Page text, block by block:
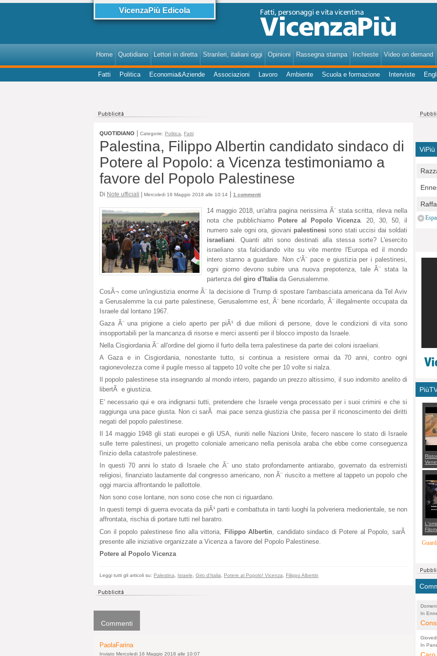
VicenzaPiù Edicola
Home Quotidiano Lettori in diretta StranIeri, italiani oggi Opinioni Rassegna stampa Inchieste Video on demand
Fatti Politica Economia&Aziende Associazioni Lavoro Ambiente Scuola e formazione Interviste
QUOTIDIANO Categorie: Politica Fatti
Palestina, Filippo Albertin candidato sindaco di
Potere al Popolo: a Vicenza testimoniamo a
favore del Popolo Palestinese
Di Note ufficiali | Mercoledi 16 Maggio 2018 alle 10:14 1 commenti
14 maggio 2018, un'altra pagina nerissima Ã¨ stata scritta, rileva nella
nota che pubblichiamo
Potere al Popolo Vicenza. 20, 30, 50, il
numero sale ogni ora, giovani palestinesi sono stati uccisi dai soldati
israeliani. Quanti altri sono destinati alla stessa sorte? L'esercito
israeliano sta falcidiando vite su vite mentre l'Europa ed il mondo
intero stanno a guardare. Non c'Ã¨ pace e giustizia per i palestinesi,
ogni giorno devono subire una nuova prepotenza, tale Ã¨ stata la
partenza del giro d'Italiada Gerusalemme.
CosÃ¬ come un'ingiustizia enorme Ã¨ la decisione di Trump di spostare l'ambasciata americana da Tel Aviv
a Gerusalemme la cui parte palestinese, Gerusalemme est, Ã¨ bene ricordarlo, Ã¨ illegalmente occupata da
Israele dal lontano 1967.
Gaza Ã¨ una prigione a cielo aperto per piÃ¹ di due milioni di persone, dove le condizioni di vita sono
insopportabili per la mancanza di risorse e merci assenti per il blocco imposto da Israele.
Nella Cisgiordania Ã¨ all'ordine del giorno il furto della terra palestinese da parte dei coloni israeliani.
A Gaza e in Cisgiordania, nonostante tutto, si continua a resistere ormai da 70 anni, contro ogni
ragionevolezza come il pugile messo al tappeto 10 volte che per 10 volte si rialza.
Il popolo palestinese sta insegnando al mondo intero, pagando un prezzo altissimo, il suo indomito anelito di
libertÃ e giustizia.
E' necessario qui e ora indignarsi tutti, pretendere che Israele venga processato per i suoi crimini e che si
raggiunga una pace giusta. Non ci sarÃ mai pace senza giustizia che passa per il riconoscimento dei diritti
negati del popolo palestinese.
Il 14 maggio 1948 gli stati europei e gli USA, riuniti nelle Nazioni Unite, fecero nascere lo stato di Israele
sulle terre palestinesi, un progetto coloniale americano nella penisola araba che ebbe come conseguenza
l'inizio della catastrofe palestinese.
In questi 70 anni lo stato di Israele che Ã¨ uno stato profondamente antiarabo, governato da estremisti
religiosi, finanziato lautamente dal congresso americano, non Ã¨ riuscito a mettere al tappeto un popolo che
oggi marcia affrontando le pallottole.
Non sono cose lontane, non sono cose che non ci riguardano.
In questi tempi di guerra evocata da piÃ¹ parti e combattuta in tanti luoghi la polveriera mediorientale, se non
affrontata, rischia di portare tutti nel baratro.
Con il popolo palestinese fino alla vittoria, Filippo Albertin , candidato sindaco di Potere al Popolo, sarÃ
presente alle iniziative organizzate a Vicenza a favore del Popolo Palestinese.
Potere al Popolo Vicenza
Leggi tutti gli articoli su: Palestina Israele Giro d'Italia Potere al Popolo! Vicenza Filippo Albertin
Commenti
PaolaFarina
Inviato Mercoledi 16 Maggio 2018 alle 10:07
ViPiù
per
E
con
In
In